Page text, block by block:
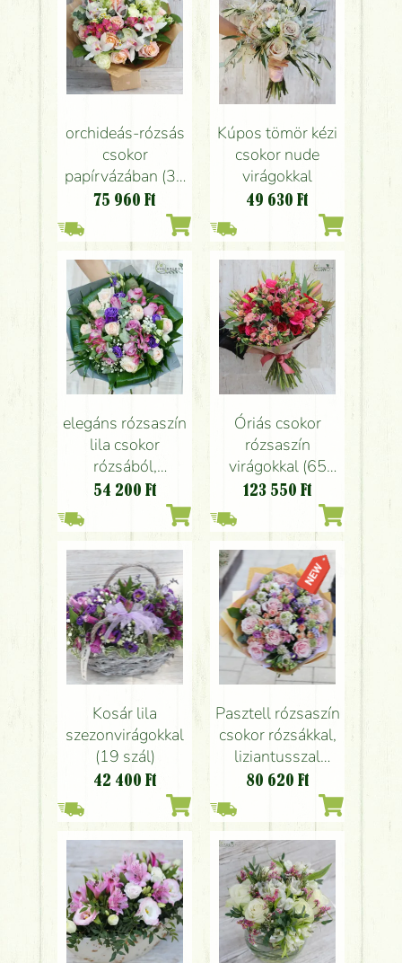
orchideás-rózsás
csokor
papírvázában (32
szál)
75 960 Ft
Kúpos tömör kézi
csokor nude
virágokkal
49 630 Ft
elegáns rózsaszín
lila csokor
rózsából,
inkaliliomból,
liziantuszból (27
szál)
54 200 Ft
Óriás csokor
rózsaszín
virágokkal (65
szál)
123 550 Ft
Kosár lila
szezonvirágokkal
(19 szál)
42 400 Ft
Pasztell rózsaszín
csokor rózsákkal,
liziantusszal
scabiosaval (44
80 620 Ft